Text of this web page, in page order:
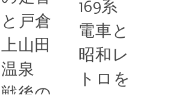
る１１
続きを読む
58号
イベン
,フェスタ ,鉄道
ファン
と戸倉
上山田
温泉
戦後の
169系
電車と
昭和レ
トロを